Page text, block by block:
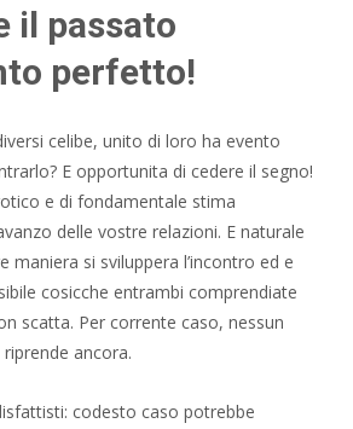
il passato
perfetto!
celibe, unito di loro ha evento
E opportunita di cedere il segno!
e di fondamentale stima
delle vostre relazioni. E naturale
maniera si sviluppera l’incontro ed e
cosicche entrambi comprendiate
scatta. Per corrente caso, nessun
ancora.
codesto caso potrebbe